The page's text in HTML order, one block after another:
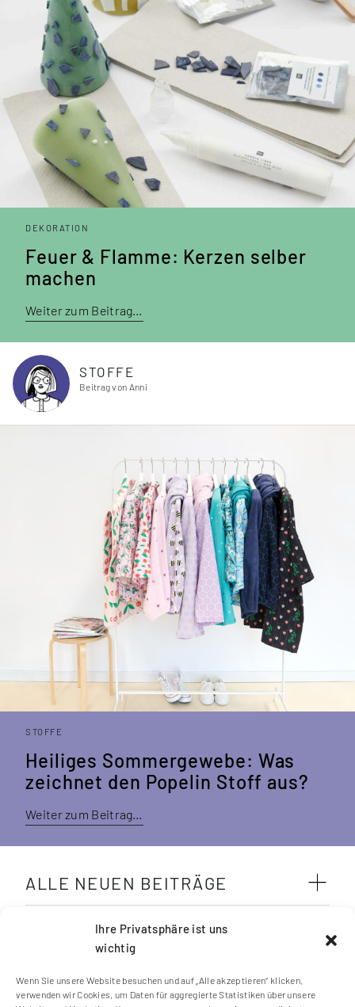
Ihre Privatsphäre ist uns
wichtig
Wenn Sie unsere Website besuchen und auf „Alle akzeptieren“ klicken,
verwenden wir Cookies, um Daten für aggregierte Statistiken über unsere
DEKORATION
Feuer & Flamme: Kerzen selber
machen
Weiter zum Beitrag…
STOFFE
Beitrag von Anni
STOFFE
Heiliges Sommer­gewebe: Was
zeichnet den Popelin Stoff aus?
Weiter zum Beitrag…
ALLE NEUEN BEITRÄGE
SCHLAGWÖRTER